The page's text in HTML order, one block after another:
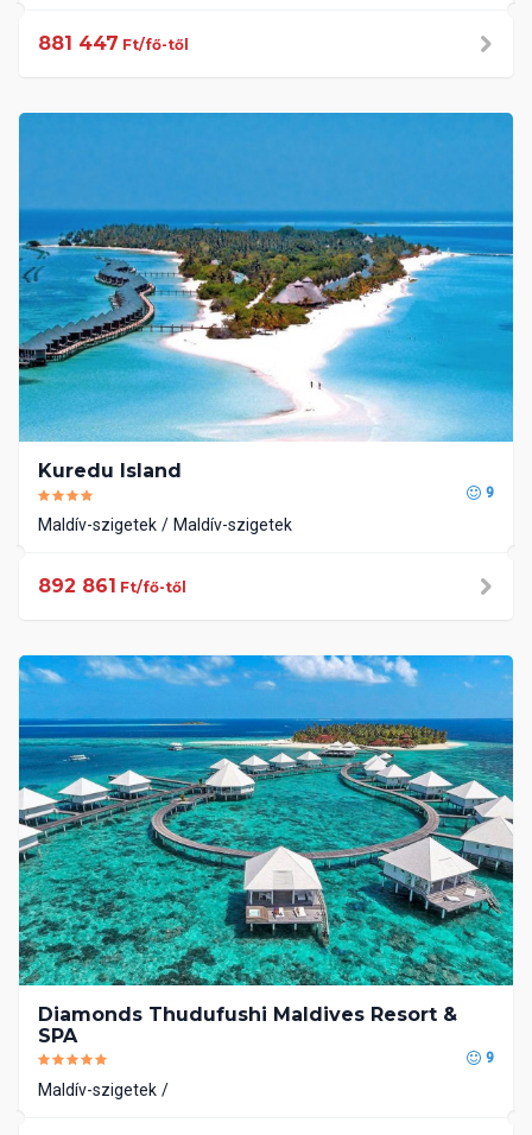
881 447 Ft/fő-től
Kuredu Island
9
Maldív-szigetek Maldív-szigetek
892 861 Ft/fő-től
Diamonds Thudufushi Maldives Resort &
SPA
9
Maldív-szigetek